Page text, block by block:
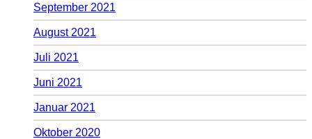
September 2021
August 2021
Juli 2021
Juni 2021
Januar 2021
Oktober 2020